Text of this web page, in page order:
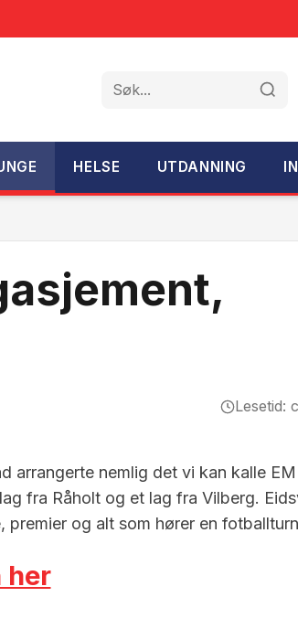
Søk
HELSE UTDANNING
Lesetid:
arrangerte nemlig det vi kan kalle
fra Råholt og et lag fra Vilberg.
og alt som hører en
her